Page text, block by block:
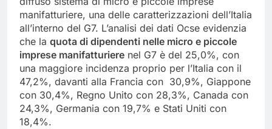
manifatturiere, una delle caratterizzazioni dell’Italia
all’interno del G7. L’analisi dei dati Ocse evidenzia
che la quota di dipendenti nelle micro e piccole
imprese manifatturiere nel G7 è del 25,0%, con
una maggiore incidenza proprio per l’Italia con il
47,2%, davanti alla Francia con 30,9%, Giappone
con 30,4%, Regno Unito con 28,3%, Canada con
24,3%, Germania con 19,7% e Stati Uniti con
18,4%.